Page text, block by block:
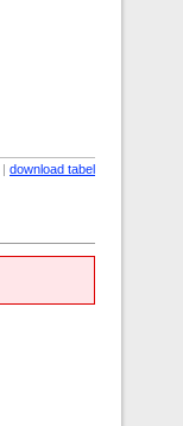
| download tabel